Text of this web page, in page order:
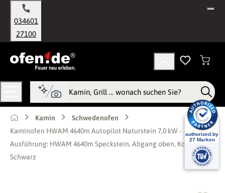
springen
034601
27100
Kamin
Schwedenofen
Kaminofen HWAM 4640m Autopilot Naturstein 7,0 kW -
Ausführung: HWAM 4640m Speckstein, Abgang oben, Korpus
Schwarz